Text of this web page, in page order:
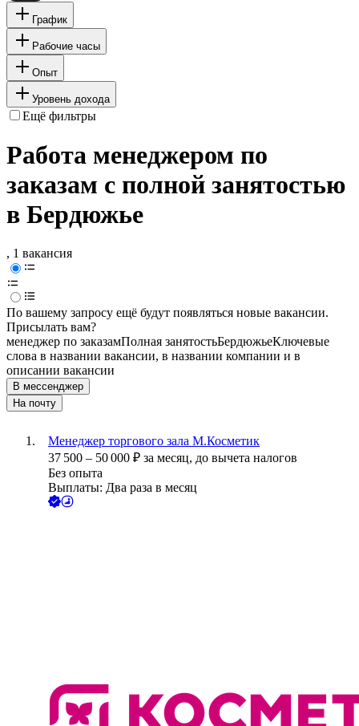
График
Рабочие часы
Опыт
Уровень дохода
Ещё фильтры
Работа менеджером по
заказам с полной занятостью
в Бердюжье
, 1 вакансия
По вашему запросу ещё будут появляться новые вакансии.
Присылать вам?
менеджер по заказамПолная занятостьБердюжьеКлючевые
слова в названии вакансии, в названии компании и в
описании вакансии
В мессенджер
На почту
Менеджер торгового зала М.Косметик
37 500 – 50 000 ₽ за месяц, до вычета налогов
Без опыта
Выплаты: Два раза в месяц